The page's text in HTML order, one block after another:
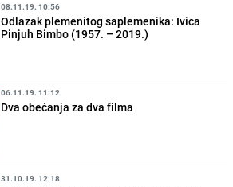
08.11.19. 10:56
Odlazak plemenitog saplemenika: Ivica
Pinjuh Bimbo (1957. – 2019.)
06.11.19. 11:12
Dva obećanja za dva filma
31.10.19. 12:18